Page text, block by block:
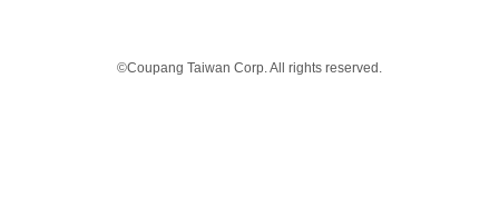
©Coupang Taiwan Corp. All rights reserved.